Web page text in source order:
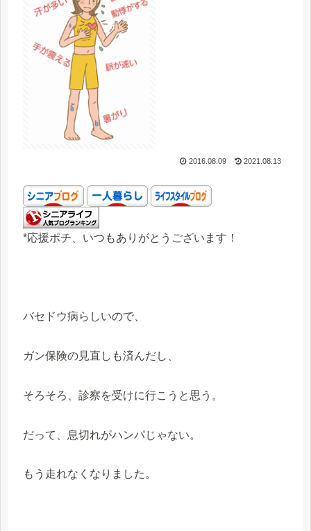
2016.08.09 2021.08.13
*応援ポチ、いつもありがとうございます！
バセドウ病らしいので、
ガン保険の見直しも済んだし、
そろそろ、診察を受けに行こうと思う。
だって、息切れがハンパじゃない。
もう走れなくなりました。